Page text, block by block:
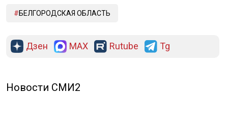
БЕЛГОРОДСКАЯ ОБЛАСТЬ
Дзен MAX Rutube Tg
Новости СМИ2